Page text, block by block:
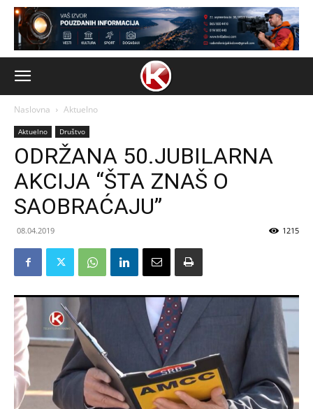
Naslovna Aktuelno
Aktuelno Društvo
ODRŽANA 50.JUBILARNA
AKCIJA “ŠTA ZNAŠ O
SAOBRAĆAJU”
08.04.2019 1215